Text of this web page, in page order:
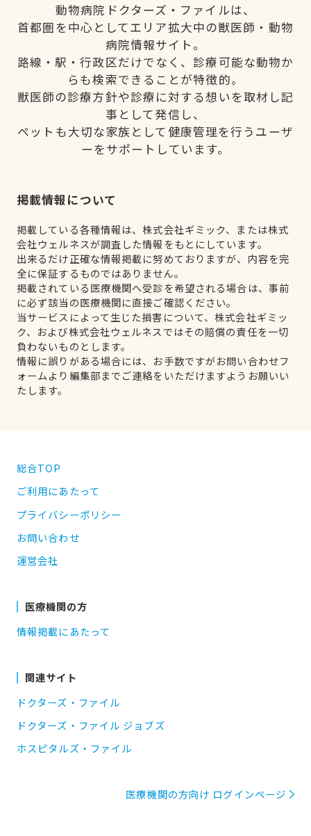
動物病院ドクターズ・ファイルは、
首都圏を中心としてエリア拡大中の獣医師・動物
病院情報サイト。
路線・駅・行政区だけでなく、診療可能な動物か
らも検索できることが特徴的。
獣医師の診療方針や診療に対する想いを取材し記
事として発信し、
ペットも大切な家族として健康管理を行うユーザ
ーをサポートしています。
掲載情報について
掲載している各種情報は、株式会社ギミック、または株式
会社ウェルネスが調査した情報をもとにしています。
出来るだけ正確な情報掲載に努めておりますが、内容を完
全に保証するものではありません。
掲載されている医療機関へ受診を希望される場合は、事前
に必ず該当の医療機関に直接ご確認ください。
当サービスによって生じた損害について、株式会社ギミッ
ク、および株式会社ウェルネスではその賠償の責任を一切
負わないものとします。
情報に誤りがある場合には、お手数ですがお問い合わせフ
ォームより編集部までご連絡をいただけますようお願いい
たします。
総合TOP
ご利用にあたって
プライバシーポリシー
お問い合わせ
運営会社
医療機関の方
情報掲載にあたって
関連サイト
ドクターズ・ファイル
ドクターズ・ファイル ジョブズ
ホスピタルズ・ファイル
医療機関の方向け ログインページ